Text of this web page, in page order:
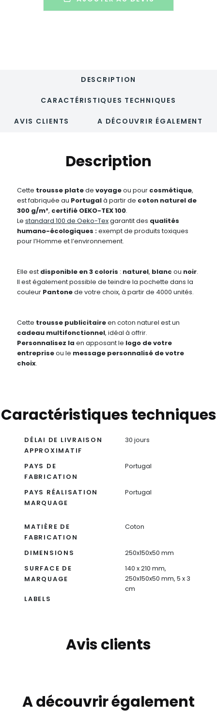
-
DESCRIPTION
CARACTÉRISTIQUES TECHNIQUES
AVIS CLIENTS A DÉCOUVRIR ÉGALEMENT
Description
Cette trousse platede voyageou pour cosmétique,
est fabriquée au Portugalà partir de coton naturel de
300 g/m², certifié OEKO-TEX 100.
Le standard 100 de Oeko-Texgarantit des qualités
humano-écologiques :exempt de produits toxiques
pour l’Homme et l’environnement.
Elle est disponible en 3 coloris : naturel, blanc ou noir.
Il est également possible de teindre la pochette dans la
couleur Pantonede votre choix, à partir de 4000 unités.
Cette trousse publicitaireen coton naturel est un
cadeau multifonctionnel, idéal à offrir.
Personnalisez la en apposant le logo de votre
entrepriseou le message personnalisé de votre
choix.
Caractéristiques techniques
DÉLAI DE LIVRAISON
APPROXIMATIF
30 jours
PAYS DE
FABRICATION
Portugal
PAYS RÉALISATION
MARQUAGE
Portugal
MATIÈRE DE
FABRICATION
Coton
DIMENSIONS
250x150x50 mm
SURFACE DE
MARQUAGE
140 x 210 mm,
250x150x50 mm, 5 x 3
cm
LABELS
Avis clients
A découvrir également